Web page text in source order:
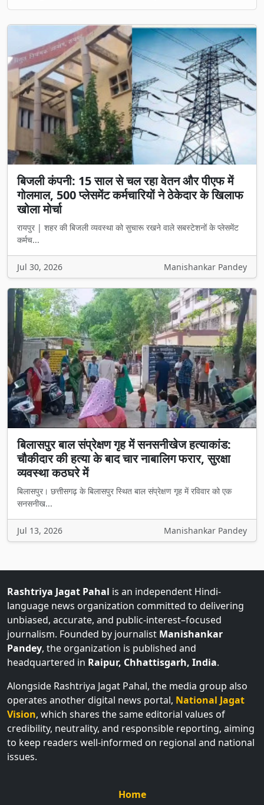
बिजली कंपनी: 15 साल से चल रहा वेतन और पीएफ में
गोलमाल, 500 प्लेसमेंट कर्मचारियों ने ठेकेदार के खिलाफ
खोला मोर्चा
रायपुर | शहर की बिजली व्यवस्था को सुचारू रखने वाले सबस्टेशनों के प्लेसमेंट
कर्मच...
Jul 30, 2026 Manishankar Pandey
बिलासपुर बाल संप्रेक्षण गृह में सनसनीखेज हत्याकांड:
चौकीदार की हत्या के बाद चार नाबालिग फरार, सुरक्षा
व्यवस्था कठघरे में
बिलासपुर। छत्तीसगढ़ के बिलासपुर स्थित बाल संप्रेक्षण गृह में रविवार को एक
सनसनीख...
Jul 13, 2026 Manishankar Pandey
Rashtriya Jagat Pahal is an independent Hindi-
language news organization committed to delivering
unbiased, accurate, and public-interest–focused
journalism. Founded by journalist Manishankar
Pandey, the organization is published and
headquartered in Raipur, Chhattisgarh, India.
Alongside Rashtriya Jagat Pahal, the media group also
operates another digital news portal, National Jagat
Vision, which shares the same editorial values of
credibility, neutrality, and responsible reporting, aiming
to keep readers well-informed on regional and national
issues.
Home